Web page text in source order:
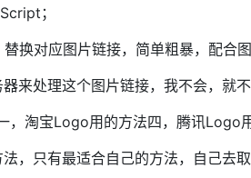
；
换对应图片链接，简单粗暴，配合图
来处理这个图片链接，我不会，就不
，淘宝Logo用的方法四，腾讯Logo
，只有最适合自己的方法，自己去取